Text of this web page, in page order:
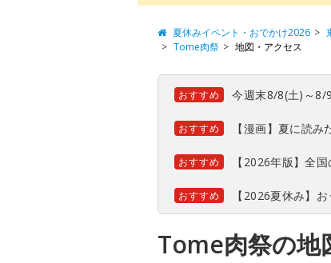
夏休みイベント・おでかけ2026
Tome肉祭
地図・アクセス
おすすめ 今週末8/8(土)～8/
おすすめ 【漫画】夏に読
おすすめ 【2026年版】全
おすすめ 【2026夏休み】
Tome肉祭の地